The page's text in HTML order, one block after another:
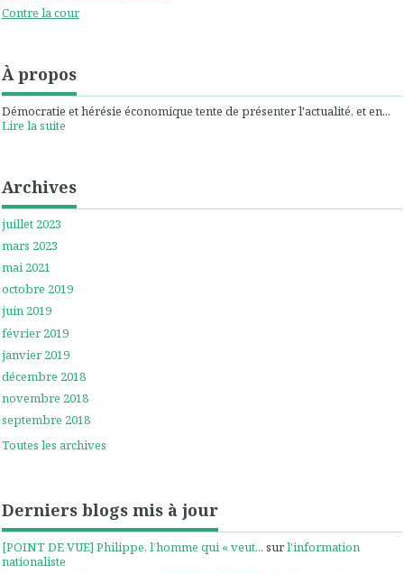
Contre la cour
À propos
Démocratie et hérésie économique tente de présenter l'actualité, et en...
Lire la suite
Archives
juillet 2023
mars 2023
mai 2021
octobre 2019
juin 2019
février 2019
janvier 2019
décembre 2018
novembre 2018
septembre 2018
Toutes les archives
Derniers blogs mis à jour
[POINT DE VUE] Philippe, l’homme qui « veut... surl'information
nationaliste